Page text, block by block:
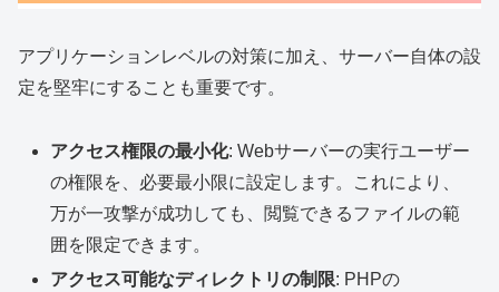
アプリケーションレベルの対策に加え、サーバー自体の設
定を堅牢にすることも重要です。
アクセス権限の最小化: Webサーバーの実行ユーザー
の権限を、必要最小限に設定します。これにより、
万が一攻撃が成功しても、閲覧できるファイルの範
囲を限定できます。
アクセス可能なディレクトリの制限: PHPの